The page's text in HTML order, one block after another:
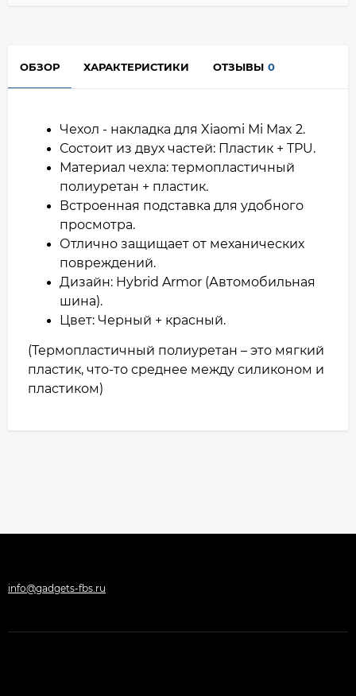
ОБЗОР ХАРАКТЕРИСТИКИ ОТЗЫВЫ 0
Чехол - накладка для Xiaomi Mi Max 2.
Состоит из двух частей: Пластик + TPU.
Материал чехла: термопластичный
полиуретан + пластик.
Встроенная подставка для удобного
просмотра.
Отлично защищает от механических
повреждений.
Дизайн: Hybrid Armor (Автомобильная
шина).
Цвет: Черный + красный.
(Термопластичный полиуретан – это мягкий
пластик, что-то среднее между силиконом и
пластиком)
info@gadgets-fbs.ru